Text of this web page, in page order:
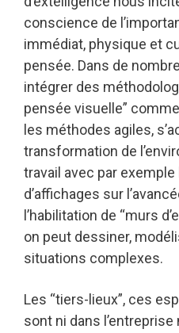
conscience de
immédiat, physique et
pensée. Dans de
intégrer des
pensée visuelle”
les méthodes agiles,
transformation de
travail avec par
d’affichages sur
l’habilitation de “murs
on peut dessiner,
situations complexes.
Les “tiers-lieux”, ces
sont ni dans